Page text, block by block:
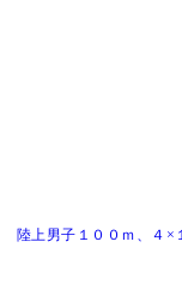
陸上男子１００ｍ、４×